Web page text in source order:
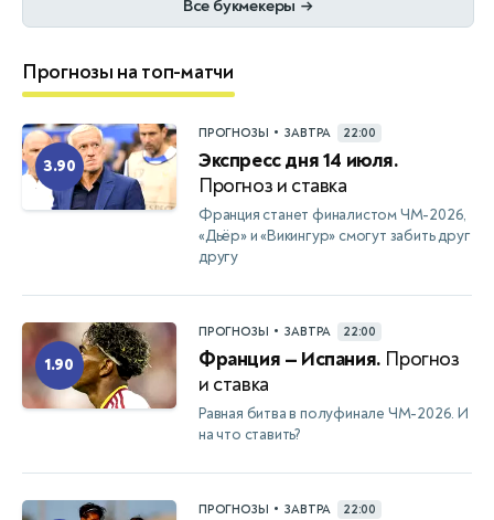
Все букмекеры →
Прогнозы на топ-матчи
3.90
ПРОГНОЗЫ • ЗАВТРА 22:00
Экспресс дня 14 июля.
Прогноз и ставка
Франция станет финалистом ЧМ-2026,
«Дьёр» и «Викингур» смогут забить друг
другу
1.90
ПРОГНОЗЫ • ЗАВТРА 22:00
Франция — Испания. Прогноз
и ставка
Равная битва в полуфинале ЧМ-2026. И
на что ставить?
ПРОГНОЗЫ • ЗАВТРА 22:00